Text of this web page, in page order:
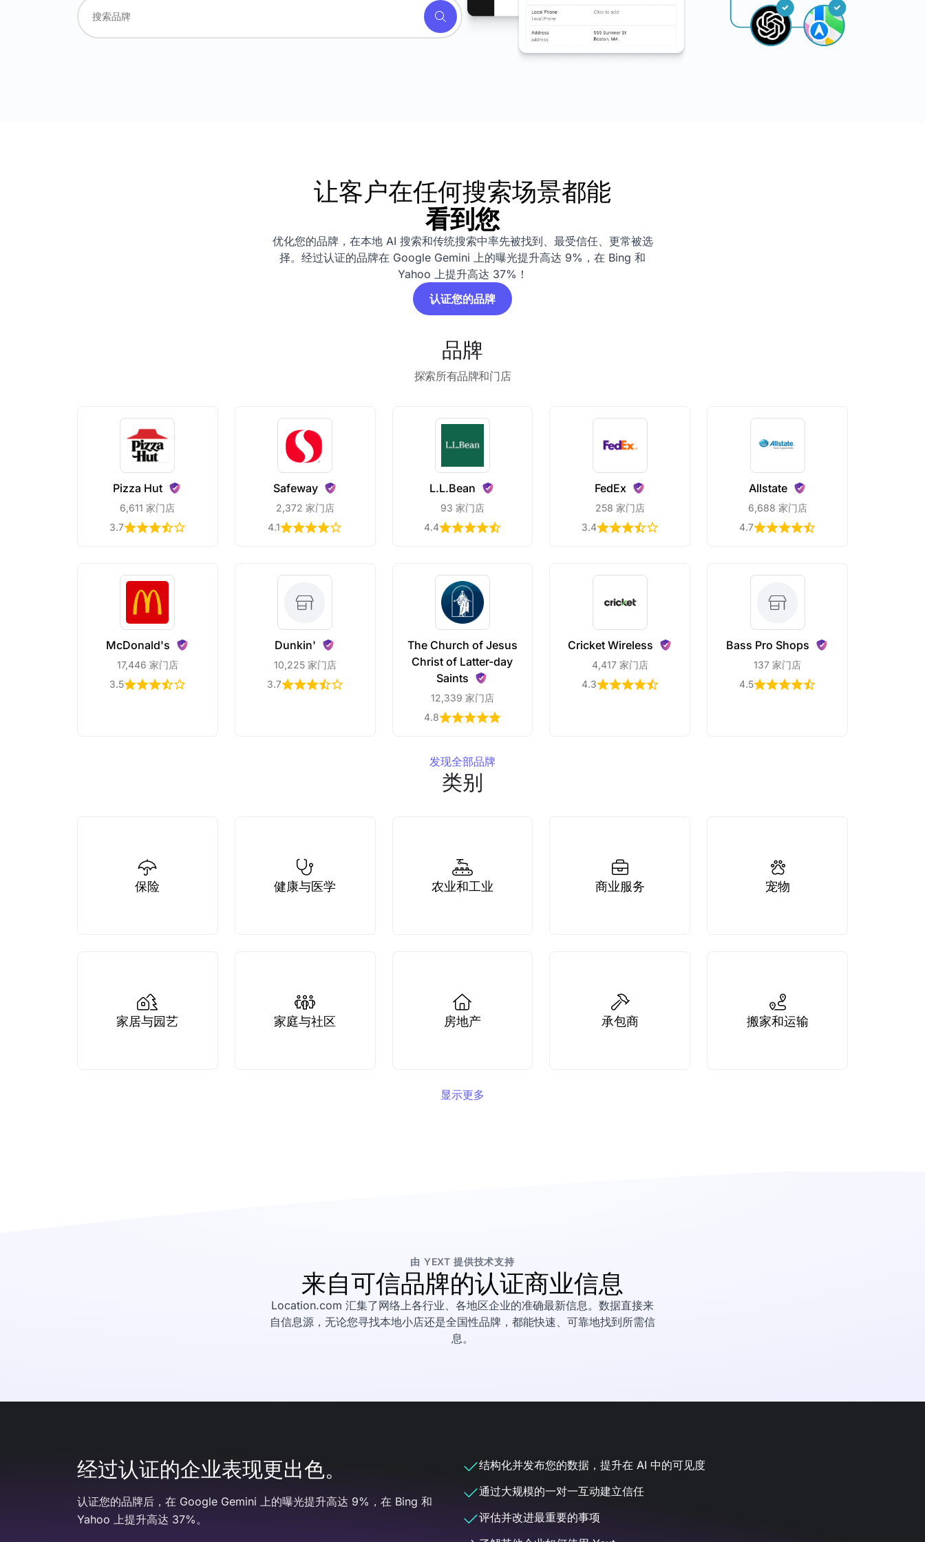
让客户在任何搜索场景都能
看到您
优化您的品牌，在本地 AI 搜索和传统搜索中率先被找到、最受信任、更常被选
择。经过认证的品牌在 Google Gemini 上的曝光提升高达 9%，在 Bing 和
Yahoo 上提升高达 37%！
认证您的品牌
品牌
探索所有品牌和门店
Pizza Hut
6,611 家门店
3.7
Safeway
2,372 家门店
4.1
L.L.Bean
93 家门店
4.4
FedEx
258 家门店
3.4
Allstate
6,688 家门店
4.7
McDonald's
17,446 家门店
3.5
Dunkin'
10,225 家门店
3.7
The Church of Jesus
Christ of Latter-day
Saints
12,339 家门店
4.8
Cricket Wireless
4,417 家门店
4.3
Bass Pro Shops
137 家门店
4.5
发现全部品牌
类别
保险 健康与医学 农业和工业 商业服务 宠物
家居与园艺 家庭与社区 房地产 承包商 搬家和运输
显示更多
由 YEXT 提供技术支持
来自可信品牌的认证商业信息
Location.com 汇集了网络上各行业、各地区企业的准确最新信息。数据直接来
自信息源，无论您寻找本地小店还是全国性品牌，都能快速、可靠地找到所需信
息。
经过认证的企业表现更出色。
认证您的品牌后，在 Google Gemini 上的曝光提升高达 9%，在 Bing 和
Yahoo 上提升高达 37%。
结构化并发布您的数据，提升在 AI 中的可见度
通过大规模的一对一互动建立信任
评估并改进最重要的事项